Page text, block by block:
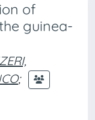
of
guinea-
;